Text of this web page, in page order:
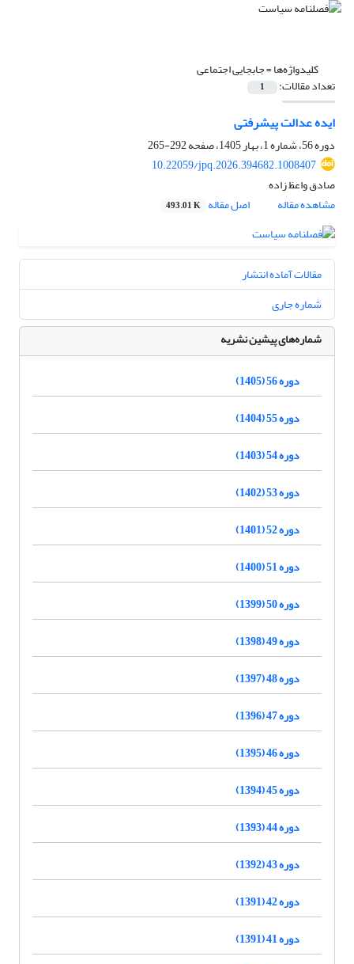
کلیدواژه‌ها =جابجایی اجتماعی
تعداد مقالات: 1
ایده عدالت پیشرفتی
دوره 56، شماره 1، بهار 1405، صفحه
292-265
10.22059/jpq.2026.394682.1008407
صادق واعظ زاده
مشاهده مقاله
اصل مقاله 493.01 K
مقالات آماده انتشار
شماره جاری
شماره‌های پیشین نشریه
دوره 56 (1405)
دوره 55 (1404)
دوره 54 (1403)
دوره 53 (1402)
دوره 52 (1401)
دوره 51 (1400)
دوره 50 (1399)
دوره 49 (1398)
دوره 48 (1397)
دوره 47 (1396)
دوره 46 (1395)
دوره 45 (1394)
دوره 44 (1393)
دوره 43 (1392)
دوره 42 (1391)
دوره 41 (1391)